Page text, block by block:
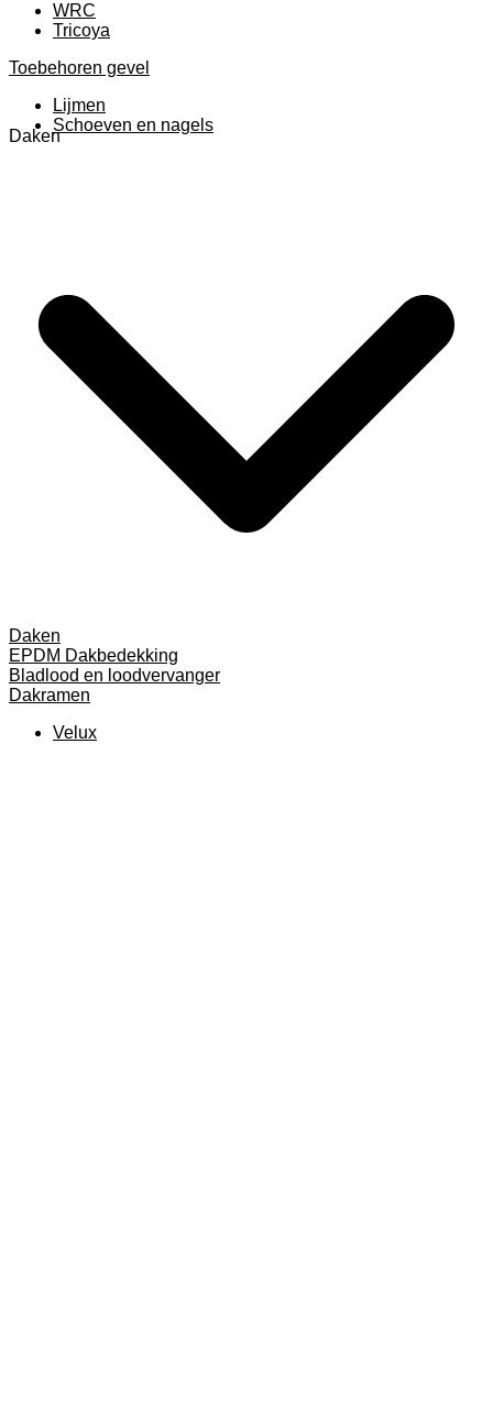
WRC
Tricoya
Toebehoren gevel
Lijmen
Schoeven en nagels
Daken
Daken
EPDM Dakbedekking
Bladlood en loodvervanger
Dakramen
Velux